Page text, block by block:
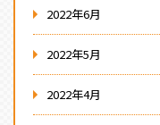
2022年6月
2022年5月
2022年4月